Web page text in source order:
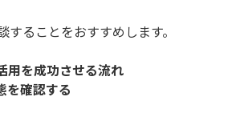
することをおすすめします。
用を成功させる流れ
確認する